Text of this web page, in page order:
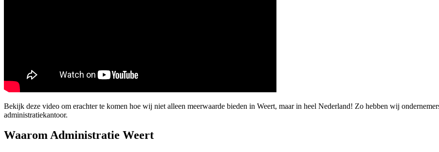
Bekijk deze video om erachter te komen hoe wij niet alleen meerwaarde bieden in Weert, maar in heel Nederland! Zo hebben wij
administratiekantoor.
Waarom Administratie Weert